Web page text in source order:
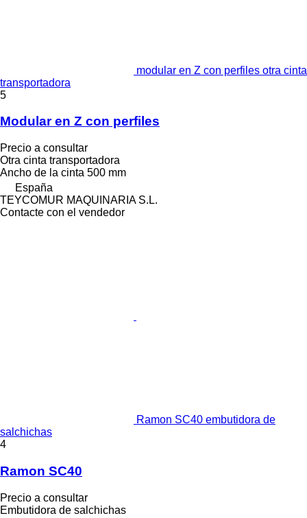
modular en Z con perfiles otra cinta
transportadora
5
Modular en Z con perfiles
Precio a consultar
Otra cinta transportadora
Ancho de la cinta 500 mm
España
TEYCOMUR MAQUINARIA S.L.
Contacte con el vendedor
Ramon SC40 embutidora de
salchichas
4
Ramon SC40
Precio a consultar
Embutidora de salchichas